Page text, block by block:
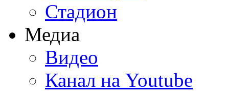
Стадион
Медиа
Видео
Канал на Youtube